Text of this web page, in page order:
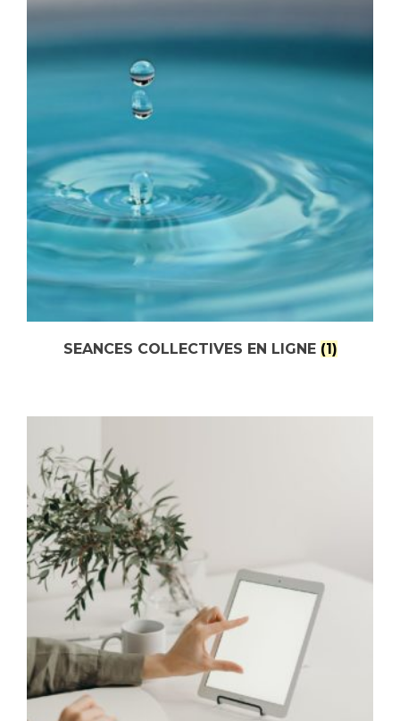
SEANCES COLLECTIVES EN LIGNE (1)